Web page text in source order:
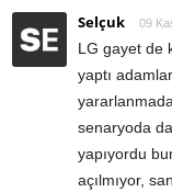
Selçuk 09
LG gayet de
yaptı
senaryoda
yapıyordu
açılmıyor,